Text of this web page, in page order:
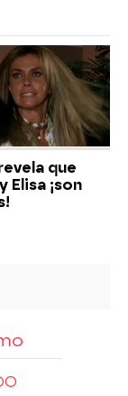
que
Elisa ¡son